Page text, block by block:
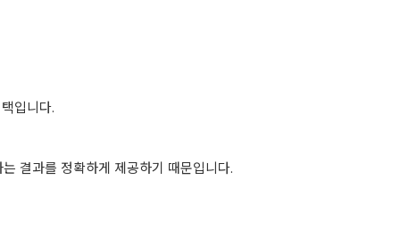
입니다.
결과를 정확하게 제공하기 때문입니다.